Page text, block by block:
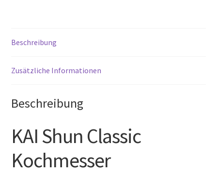
Beschreibung
Zusätzliche Informationen
Beschreibung
KAI Shun Classic
Kochmesser